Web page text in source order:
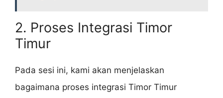
2. Proses Integrasi Timor
Timur
Pada sesi ini, kami akan menjelaskan
bagaimana proses integrasi Timor Timur